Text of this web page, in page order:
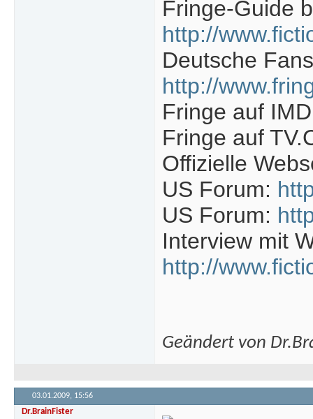
Fringe-Guide
http://
Deutsche
http://
Fringe auf
Fringe auf
Offizielle
US Forum:
US Forum:
Interview mit
http://
Geändert von
03.01.2009, 15:56
Dr.BrainFister